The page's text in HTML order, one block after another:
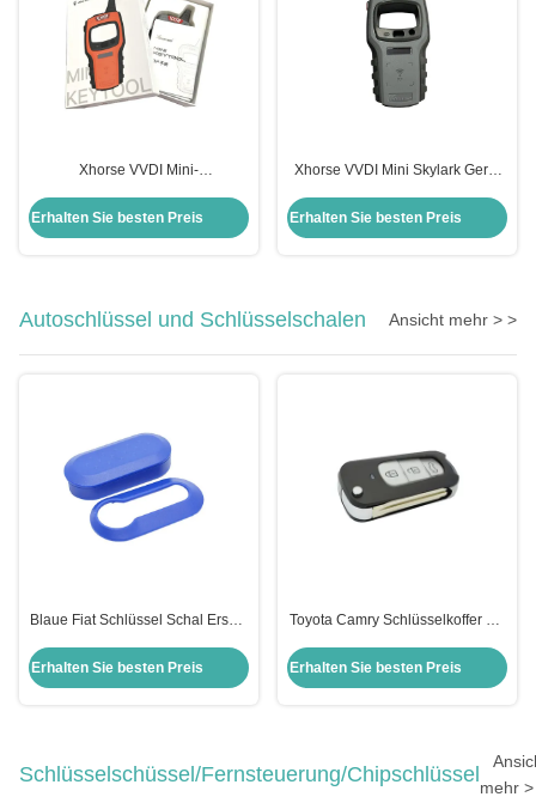
Xhorse VVDI Mini-
Fernschlüsselprogrammierer für
Universalfahrzeuge Anwendbar
Erhalten Sie besten Preis
Xhorse VVDI Mini Skylark Gerät
Schlüssel Programmierer
Erhalten Sie besten Preis
Autoschlüssel und Schlüsselschalen Ansicht mehr > >
Blaue Fiat Schlüssel Schal Ersatz
Schlüssel Schal Schutz 2pcs
Erhalten Sie besten Preis
Toyota Camry Schlüsselkoffer mit
Schale-Flip-Schlüsselkoffer für T-
Erhalten Sie besten Preis
Schlüsselschüssel/Fernsteuerung/Chipschlüssel
mehr